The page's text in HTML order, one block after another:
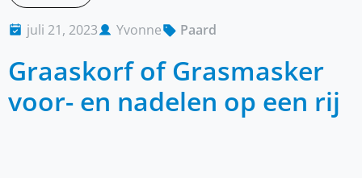
juli 21, 2023 Yvonne Paard
Graaskorf of Grasmasker
voor- en nadelen op een rij